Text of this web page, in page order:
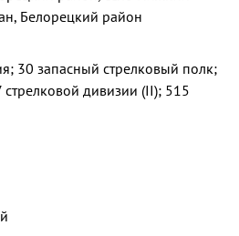
Белорецкий район
30 запасный стрелковый полк;
дивизии (II); 515